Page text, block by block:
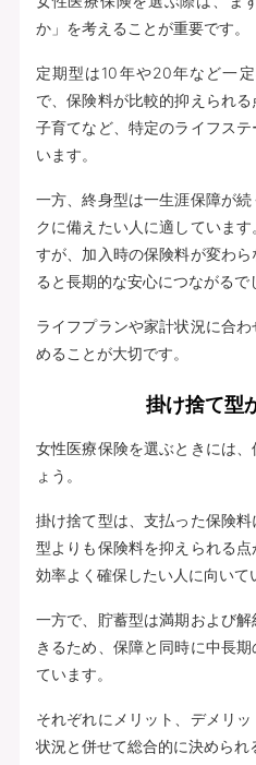
か」を考えることが重要です。
定期型は10年や20年など一
で、保険料が比較的抑えられ
子育てなど、特定のライフス
います。
一方、終身型は一生涯保障が
クに備えたい人に適していま
すが、加入時の保険料が変わ
ると長期的な安心につながるで
ライフプランや家計状況に合
めることが大切です。
掛け捨て型
女性医療保険を選ぶときには
ょう。
掛け捨て型は、支払った保険
型よりも保険料を抑えられる
効率よく確保したい人に向いて
一方で、貯蓄型は満期および
きるため、保障と同時に中長
ています。
それぞれにメリット、デメリ
状況と併せて総合的に決められ